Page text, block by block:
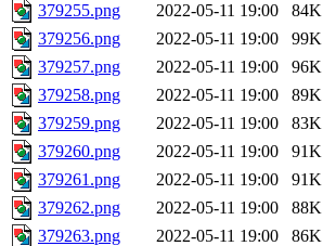
379255.png
2022-05-11 19:00
84K
379256.png
2022-05-11 19:00
99K
379257.png
2022-05-11 19:00
96K
379258.png
2022-05-11 19:00
89K
379259.png
2022-05-11 19:00
83K
379260.png
2022-05-11 19:00
91K
379261.png
2022-05-11 19:00
91K
379262.png
2022-05-11 19:00
88K
379263.png
2022-05-11 19:00
86K